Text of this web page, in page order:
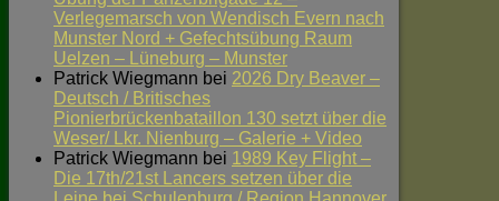
Verlegemarsch von Wendisch Evern nach
Munster Nord + Gefechtsübung Raum
Uelzen – Lüneburg – Munster
Patrick Wiegmann bei 2026 Dry Beaver –
Deutsch / Britisches
Pionierbrückenbataillon 130 setzt über die
Weser/ Lkr. Nienburg – Galerie + Video
Patrick Wiegmann bei 1989 Key Flight –
Die 17th/21st Lancers setzen über die